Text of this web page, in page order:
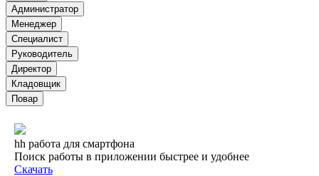
Администратор
Менеджер
Специалист
Руководитель
Директор
Кладовщик
Повар
hh работа для смартфона
Поиск работы в приложении быстрее и удобнее
Скачать